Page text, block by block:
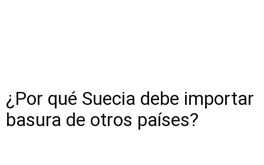
¿Por qué Suecia debe importar
basura de otros países?